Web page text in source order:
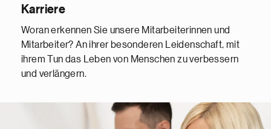
Karriere
Woran erkennen Sie unsere Mitarbeiterinnen und
Mitarbeiter? An ihrer besonderen Leidenschaft, mit
ihrem Tun das Leben von Menschen zu verbessern
und verlängern.